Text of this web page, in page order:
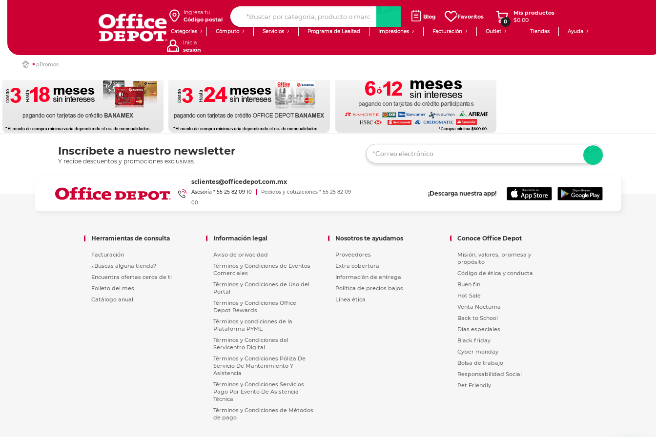
Ingresa tu
Código postal
Blog Favoritos
0
Mis productos
$0.00
Categorías Cómputo
Tablets
Monitores
Servicios
Blog
Venta corporativa
PyME
Programa de Lealtad Impresiones Facturación Outlet Tiendas Ayuda
Inicia
sesión
pPromos
Inscríbete a nuestro newsletter
Y recibe descuentos y promociones exclusivas.
¡Descarga nuestra app!
sclientes@officedepot.com.mx
Asesoría * 55 25 82 09 10
Pedidos y cotizaciones * 55 25 82 09
00
Herramientas de consulta
Facturación
¿Buscas alguna tienda?
Encuentra ofertas cerca de ti
Folleto del mes
Catálogo anual
Información legal
Aviso de privacidad
Términos y Condiciones de Eventos
Comerciales
Términos y Condiciones de Uso del
Portal
Términos y Condiciones Office
Depot Rewards
Términos y condiciones de la
Plataforma PYME
Términos y Condiciones del
Servicentro Digital
Términos y Condiciones Póliza De
Servicio De Mantenimiento Y
Asistencia
Términos y Condiciones Servicios
Pago Por Evento De Asistencia
Técnica
Términos y Condiciones de Métodos
de pago
Nosotros te ayudamos
Proveedores
Extra cobertura
Información de entrega
Política de precios bajos
Línea ética
Conoce Office Depot
Misión, valores, promesa y
propósito
Código de ética y conducta
Buen fin
Hot Sale
Venta Nocturna
Back to School
Días especiales
Black friday
Cyber monday
Bolsa de trabajo
Responsabilidad Social
Pet Friendly